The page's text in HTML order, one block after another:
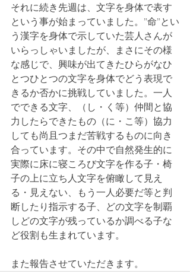
それに続き先週は、文字を身体で表す
という事が始まっていました。”命”とい
う漢字を身体で示していた芸人さんが
いらっしゃいましたが、まさにその様
な感じで、興味が出てきたひらがなひ
とつひとつの文字を身体でどう表現で
きるか否かに挑戦していました。一人
でできる文字、（し・く等）仲間と協
力したらできたもの（に・こ等）協力
しても尚且つまだ苦戦するものに向き
合っています。その中で自然発生的に
実際に床に寝ころび文字を作る子・椅
子の上に立ち人文字を俯瞰して見え
る・見えない、もう一人必要だ等と判
断したり指示する子、どの文字を制覇
しどの文字が残っているか調べる子な
ど役割も生まれています。
また報告させていただきます。